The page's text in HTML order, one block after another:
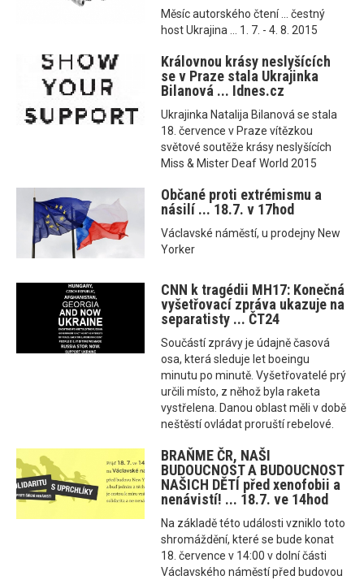
Měsíc autorského čtení ... čestný
host Ukrajina ... 1. 7. - 4. 8. 2015
Královnou krásy neslyšících
se v Praze stala Ukrajinka
Bilanová ... Idnes.cz
Ukrajinka Natalija Bilanová se stala
18. července v Praze vítězkou
světové soutěže krásy neslyšících
Miss & Mister Deaf World 2015
Občané proti extrémismu a
násilí ... 18.7. v 17hod
Václavské náměstí, u prodejny New
Yorker
CNN k tragédii MH17: Konečná
vyšetřovací zpráva ukazuje na
separatisty ... ČT24
Součástí zprávy je údajně časová
osa, která sleduje let boeingu
minutu po minutě. Vyšetřovatelé prý
určili místo, z něhož byla raketa
vystřelena. Danou oblast měli v době
neštěstí ovládat proruští rebelové.
BRAŇME ČR, NAŠI
BUDOUCNOST A BUDOUCNOST
NAŠICH DĚTÍ před xenofobii a
nenávistí! ... 18.7. ve 14hod
Na základě této události vzniklo toto
shromáždění, které se bude konat
18. července v 14:00 v dolní části
Václavského náměstí před budovou